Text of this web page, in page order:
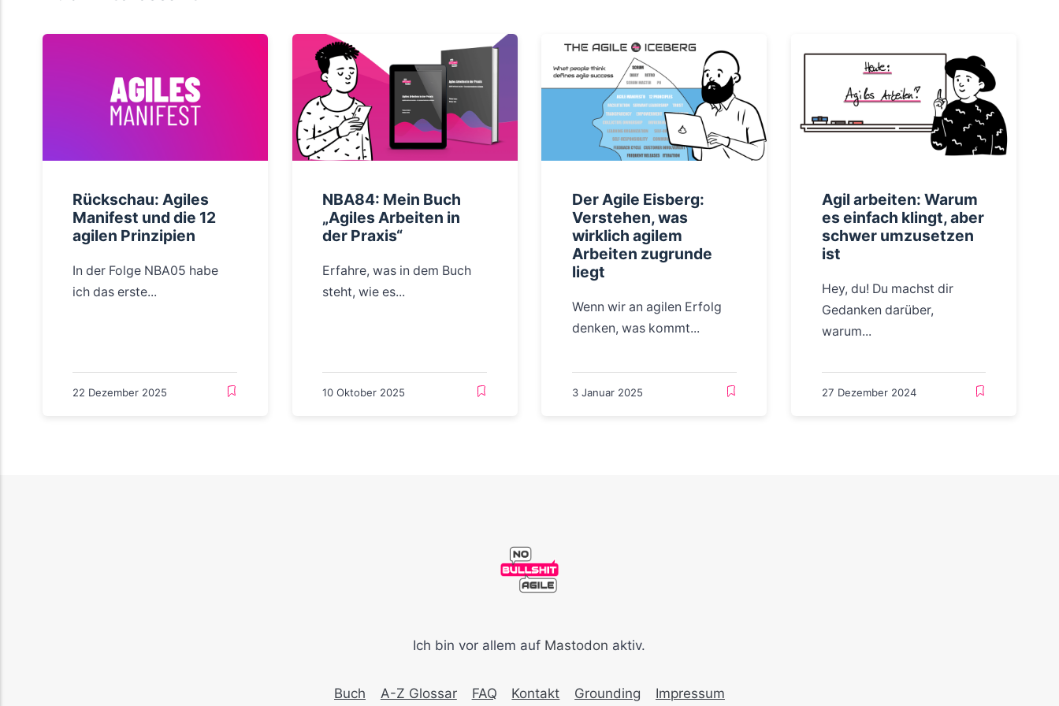
Rückschau: Agiles
Manifest und die 12
agilen Prinzipien
In der Folge NBA05 habe
ich das erste...
22 Dezember 2025
NBA84: Mein Buch
„Agiles Arbeiten in
der Praxis“
Erfahre, was in dem Buch
steht, wie es...
10 Oktober 2025
Der Agile Eisberg:
Verstehen, was
wirklich agilem
Arbeiten zugrunde
liegt
Wenn wir an agilen Erfolg
denken, was kommt...
3 Januar 2025
Agil arbeiten: Warum
es einfach klingt, aber
schwer umzusetzen
ist
Hey, du! Du machst dir
Gedanken darüber,
warum...
27 Dezember 2024
Ich bin vor allem auf Mastodon aktiv.
Buch A-Z Glossar FAQ Kontakt Grounding Impressum